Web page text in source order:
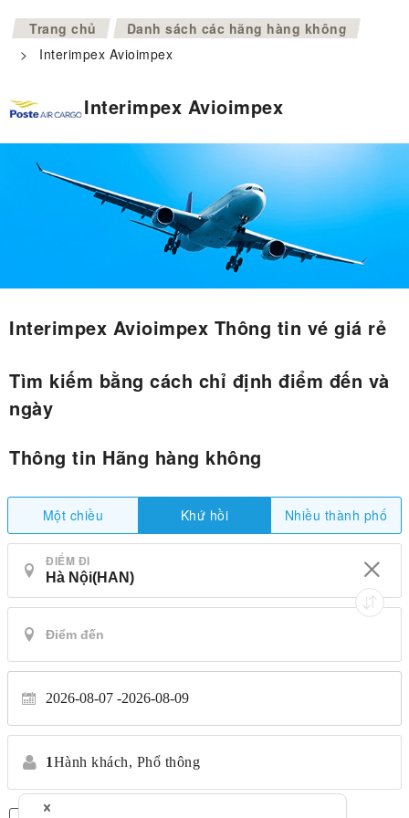
Trang chủ >
Danh sách các hãng hàng không
>
Interimpex Avioimpex
Interimpex Avioimpex
Interimpex Avioimpex Thông tin vé giá rẻ
Tìm kiếm bằng cách chỉ định điểm đến và
ngày
Thông tin Hãng hàng không
Một chiều Khứ hồi Nhiều thành phố
ĐIỂM ĐI
2026-08-07 2026-08-09
1Hành khách, Phổ thông